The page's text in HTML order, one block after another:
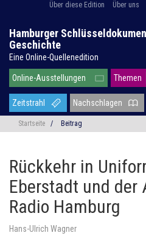
Über diese Edition Über uns
Hamburger
Geschichte
Eine Online-Quellenedition
Online-Ausstellungen Themen
Zeitstrahl Nachschlagen
Startseite / Beitrag
Rückkehr in
Eberstadt und der
Radio Hamburg
Hans-Ulrich Wagner